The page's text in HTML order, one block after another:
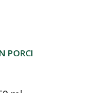
PORCINI 50 G